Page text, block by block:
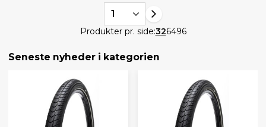
1
Produkter pr. side:326496
Seneste nyheder i kategorien